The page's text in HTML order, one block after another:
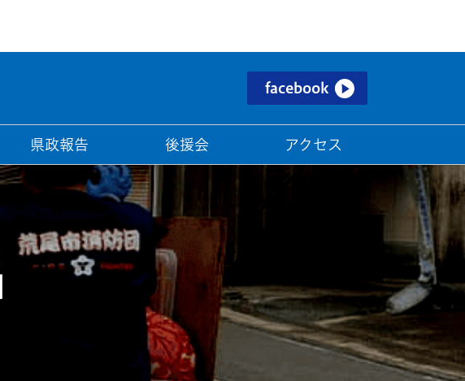
facebook
県政報告 後援会 アクセス